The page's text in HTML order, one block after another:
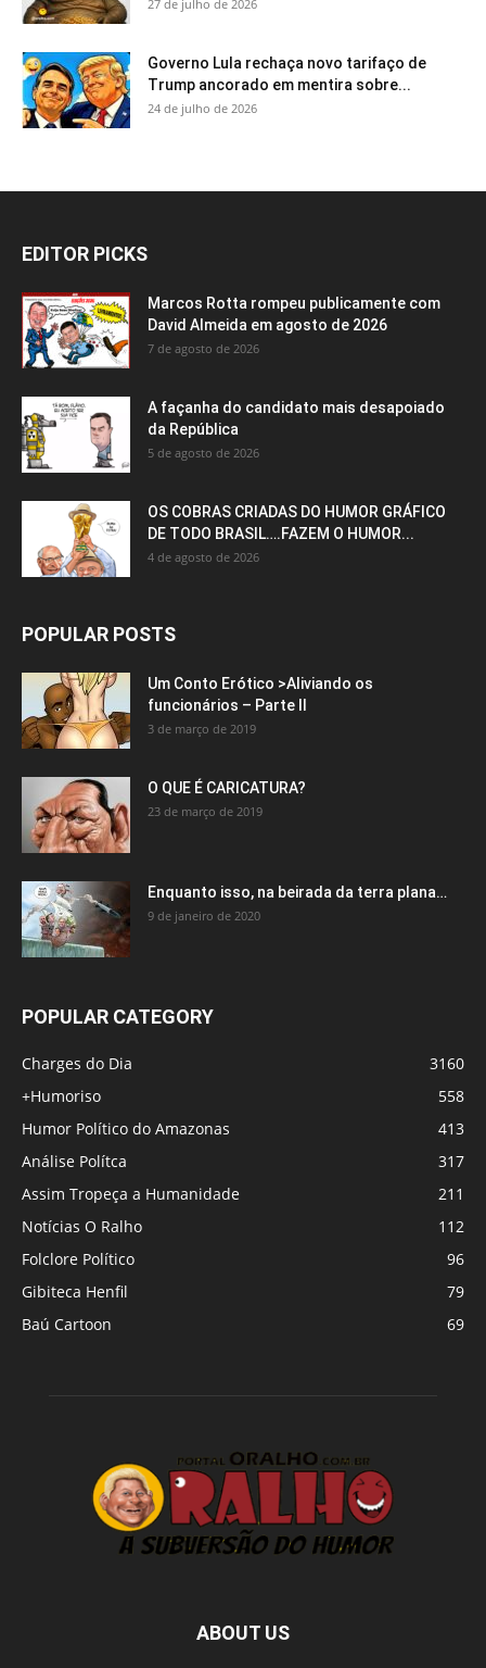
27 de julho de 2026
Governo Lula rechaça novo tarifaço de
Trump ancorado em mentira sobre...
24 de julho de 2026
EDITOR PICKS
Marcos Rotta rompeu publicamente com
David Almeida em agosto de 2026
7 de agosto de 2026
A façanha do candidato mais desapoiado
da República
5 de agosto de 2026
OS COBRAS CRIADAS DO HUMOR GRÁFICO
DE TODO BRASIL….FAZEM O HUMOR...
4 de agosto de 2026
POPULAR POSTS
Um Conto Erótico >Aliviando os
funcionários – Parte II
3 de março de 2019
O QUE É CARICATURA?
23 de março de 2019
Enquanto isso, na beirada da terra plana…
9 de janeiro de 2020
POPULAR CATEGORY
Charges do Dia
3160
+Humoriso
558
Humor Político do Amazonas
413
Análise Polítca
317
Assim Tropeça a Humanidade
211
Notícias O Ralho
112
Folclore Político
96
Gibiteca Henfil
79
Baú Cartoon
69
ABOUT US